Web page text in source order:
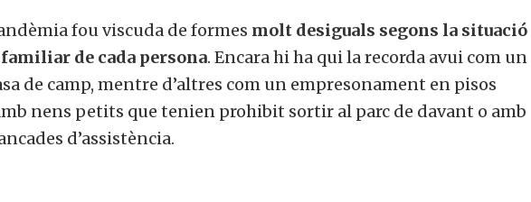
fou viscuda de formes molt desiguals segons la situació
de cada persona. Encara hi ha qui la recorda avui com un
de camp, mentre d’altres com un empresonament en pisos
nens petits que tenien prohibit sortir al parc de davant o amb
d’assistència.